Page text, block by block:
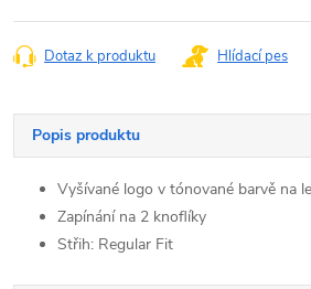
Dotaz k produktu Hlídací pes
Popis produktu
Vyšívané logo v tónované barvě na
Zapínání na 2 knoflíky
Střih: Regular Fit